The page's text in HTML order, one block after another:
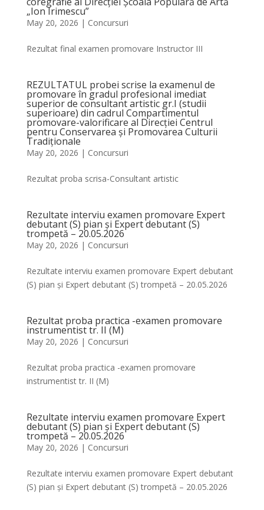
„Ion Irimescu”
May 20, 2026 | Concursuri
Rezultat final examen promovare Instructor III
REZULTATUL probei scrise la examenul de
promovare în gradul profesional imediat
superior de consultant artistic gr.I (studii
superioare) din cadrul Compartimentul
promovare-valorificare al Direcției Centrul
pentru Conservarea și Promovarea Culturii
Tradiționale
May 20, 2026 | Concursuri
Rezultat proba scrisa-Consultant artistic
Rezultate interviu examen promovare Expert
debutant (S) pian și Expert debutant (S)
trompetă – 20.05.2026
May 20, 2026 | Concursuri
Rezultate interviu examen promovare Expert debutant
(S) pian și Expert debutant (S) trompetă – 20.05.2026
Rezultat proba practica -examen promovare
instrumentist tr. II (M)
May 20, 2026 | Concursuri
Rezultat proba practica -examen promovare
instrumentist tr. II (M)
Rezultate interviu examen promovare Expert
debutant (S) pian și Expert debutant (S)
trompetă – 20.05.2026
May 20, 2026 | Concursuri
Rezultate interviu examen promovare Expert debutant
(S) pian și Expert debutant (S) trompetă – 20.05.2026